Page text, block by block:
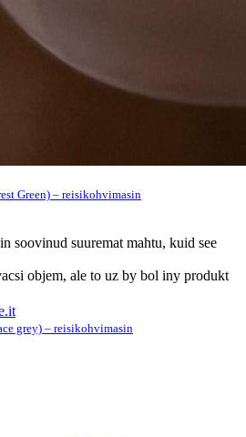
Green) – reisikohvimasin
soovinud suuremat mahtu, kuid see
objem, ale to uz by bol iny produkt
grey) – reisikohvimasin